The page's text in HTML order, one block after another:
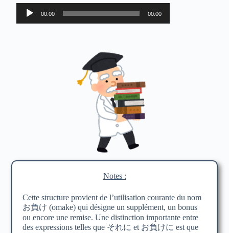
Lecteur
audio
00:00 00:00
Notes :
Cette structure provient de l’utilisation courante du nom
お負け (omake) qui désigne un supplément, un bonus
ou encore une remise. Une distinction importante entre
des expressions telles que それに et お負けに est que